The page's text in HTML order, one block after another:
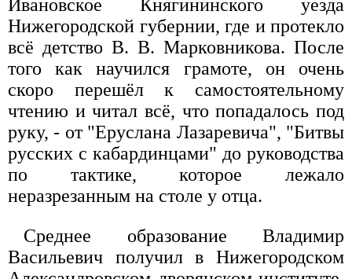
Ивановское Княгининского уезда
Нижегородской губернии, где и протекло
всё детство В. В. Марковникова. После
того как научился грамоте, он очень
скоро перешёл к самостоятельному
чтению и читал всё, что попадалось под
руку, - от "Еруслана Лазаревича", "Битвы
русских с кабардинцами" до руководства
по тактике, которое лежало
неразрезанным на столе у отца.
Среднее образование Владимир
Васильевич получил в Нижегородском